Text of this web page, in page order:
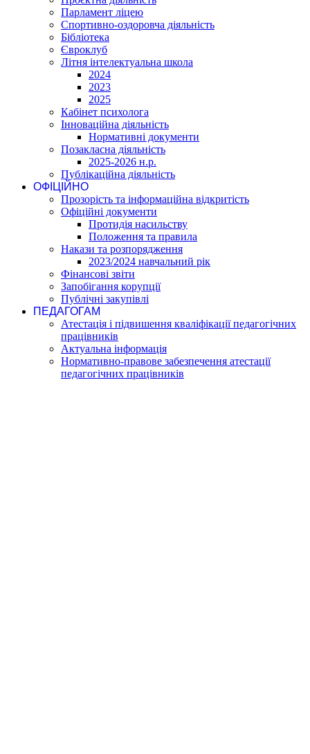
Парламент ліцею
Спортивно-оздоровча діяльність
Бібліотека
Євроклуб
Літня інтелектуальна школа
2024
2023
2025
Кабінет психолога
Інноваційна діяльність
Нормативні документи
Позакласна діяльність
2025-2026 н.р.
Публікаційна діяльність
ОФІЦІЙНО
Прозорість та інформаційна відкритість
Офіційні документи
Протидія насильству
Положення та правила
Накази та розпорядження
2023/2024 навчальний рік
Фінансові звіти
Запобігання корупції
Публічні закупівлі
ПЕДАГОГАМ
Атестація і підвишення кваліфікації педагогічних
працівників
Актуальна інформація
Нормативно-правове забезпечення атестації
педагогічних працівників